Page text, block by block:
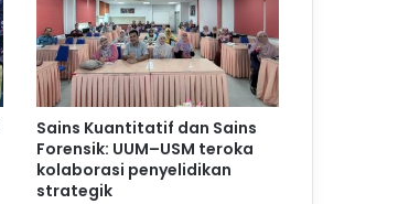
Sains Kuantitatif dan Sains
Forensik: UUM–USM teroka
kolaborasi penyelidikan
strategik